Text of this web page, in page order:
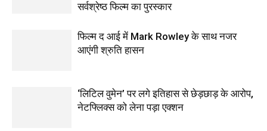
सर्वश्रेष्ठ फिल्म का पुरस्कार
फिल्‍म द आई में Mark Rowley के साथ नजर
आएंगी श्रुति हासन
‘लिटिल वुमेन’ पर लगे इतिहास से छेड़छाड़ के आरोप,
नेटफ्लिक्स को लेना पड़ा एक्‍शन